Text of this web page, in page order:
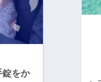
錠をか